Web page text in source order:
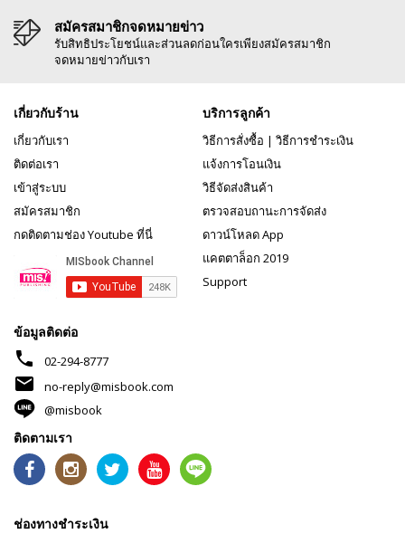
สมัครสมาชิกจดหมายข่าว
รับสิทธิประโยชน์และส่วนลดก่อนใครเพียงสมัครสมาชิก
จดหมายข่าวกับเรา
เกี่ยวกับร้าน
เกี่ยวกับเรา
ติดต่อเรา
เข้าสู่ระบบ
สมัครสมาชิก
กดติดตามช่อง Youtube ที่นี่
บริการลูกค้า
วิธีการสั่งซื้อ | วิธีการชำระเงิน
แจ้งการโอนเงิน
วิธีจัดส่งสินค้า
ตรวจสอบถานะการจัดส่ง
ดาวน์โหลด App
แคตตาล็อก 2019
Support
ข้อมูลติดต่อ
phone 02-294-8777
mail
no-reply@misbook.com
@misbook
ติดตามเรา
ช่องทางชำระเงิน